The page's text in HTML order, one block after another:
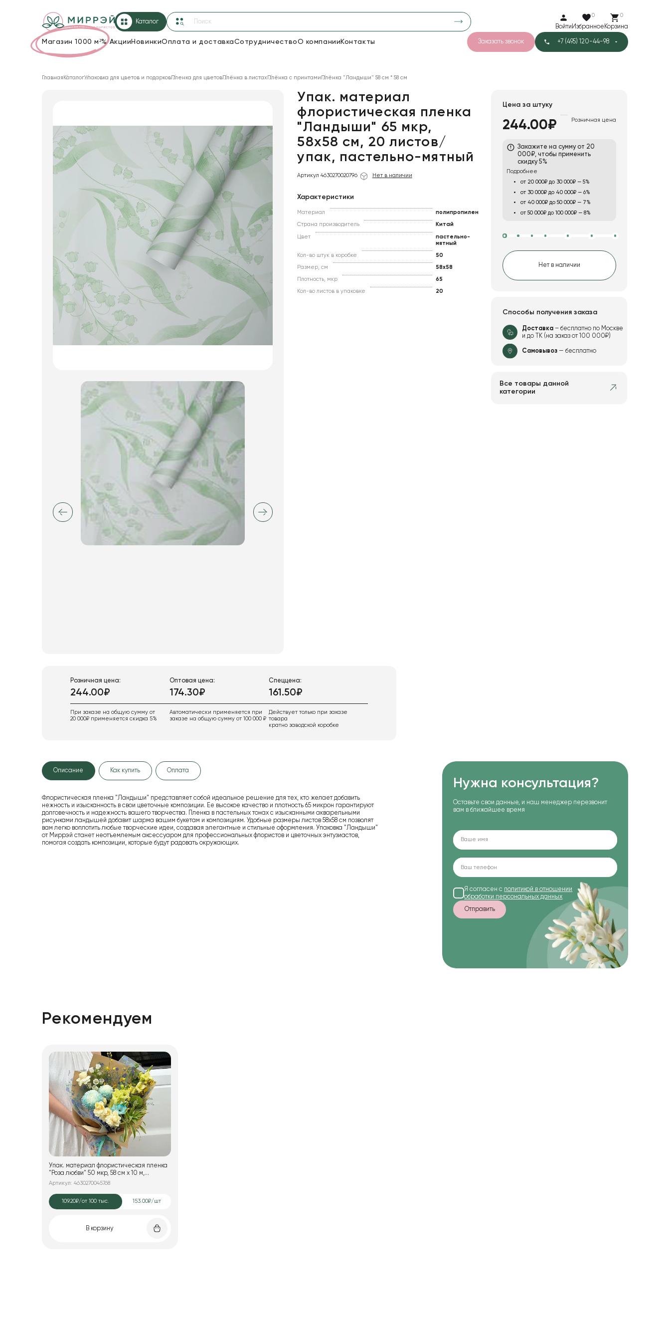
Каталог
Войти
0
Избранное
0
Корзина
Магазин 1000 м²%Акции НовинкиОплата и доставкаСотрудничествоО компании Контакты Заказать звонок +7 (495) 120-44-98
прозрачная
18
Сетка7
Коробки для цветов
Декор для дома
Сухоцветы
Товары для флористов
Пакеты для цветов и подарков
Изделия из металла
Искусственные цветы и растения
Декоративные вазы, кашпо
Фоамиран
Свечи
Главная КаталогУпаковка для цветов и подарковПленка для цветовПлёнка в листахПлёнка с принтами Плёнка "Ландыши" 58 см * 58 см
Упак. материал
флористическая пленка
"Ландыши" 65 мкр,
58х58 см, 20 листов/
упак, пастельно-мятный
Артикул 4630270020796 Нет в наличии
Характеристики
Материал полипропилен
Страна производитель Китай
Цвет
пастельно-
мятный
Кол-во штук в коробке 50
Размер, см 58x58
Плотность, мкр 65
Кол-во листов в упаковке 20
Розничная цена:
244.00₽
При заказе на общую сумму от
20 000₽ применяется скидка 5%
Оптовая цена:
174.30₽
Автоматически применяется при
заказе на общую сумму от 100 000 ₽
Спеццена:
161.50₽
Действует только при заказе
товара
кратно заводской коробке
Цена за штуку
244.00₽ Розничная цена
Закажите на сумму от 20
000₽, чтобы применить
скидку 5%
Подробнее
от 20 000₽ до 30 000₽ — 5%
от 30 000₽ до 40 000₽ — 6%
от 40 000₽ до 50 000₽ — 7%
от 50 000₽ до 100 000₽ — 8%
Нет в наличии
Способы получения заказа
Доставка– бесплатно по Москве
и до ТК (на заказ от 100 000₽)
Самовывоз— бесплатно
Все товары данной
категории
Описание Как купить Оплата
Флористическая пленка "Ландыши" представляет собой идеальное решение для тех, кто желает добавить
нежность и изысканность в свои цветочные композиции. Ее высокое качество и плотность 65 микрон гарантируют
долговечность и надежность вашего творчества. Пленка в пастельных тонах с изысканными акварельными
рисунками ландышей добавит шарма вашим букетам и композициям. Удобные размеры листов 58х58 см позволят
вам легко воплотить любые творческие идеи, создавая элегантные и стильные оформления. Упаковка "Ландыши"
от Миррэй станет неотъемлемым аксессуаром для профессиональных флористов и цветочных энтузиастов,
помогая создать композиции, которые будут радовать окружающих.
Нужна консультация?
Оставьте свои данные, и наш менеджер перезвонит
вам в ближайшее время
Я согласен с политикой в отношении
обработки персональных данных
Отправить
Рекомендуем
Упак. материал флористическая пленка
"Роза любви" 50 мкр, 58 см х 10 м,
оранжевый с синим
Артикул: 4630270045768
109.20₽/от 100 тыс. 153.00₽/шт
В корзину